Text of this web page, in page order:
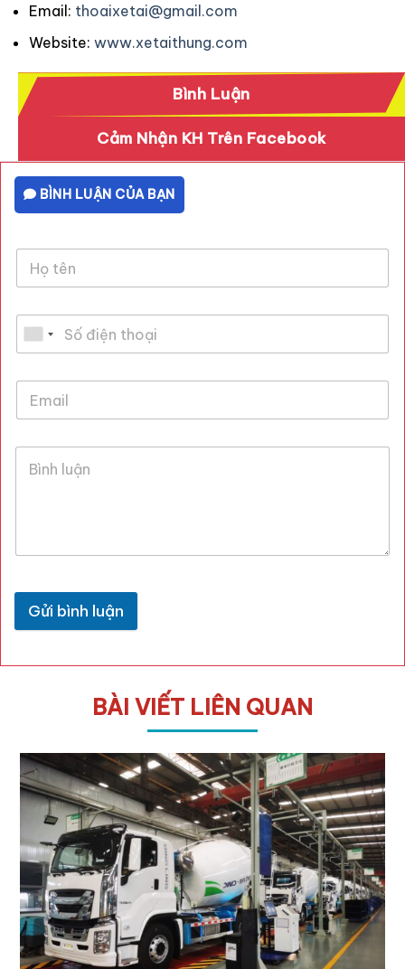
Email: thoaixetai@gmail.com
Website: www.xetaithung.com
Bình Luận
Cảm Nhận KH Trên Facebook
BÌNH LUẬN CỦA BẠN
Gửi bình luận
BÀI VIẾT LIÊN QUAN